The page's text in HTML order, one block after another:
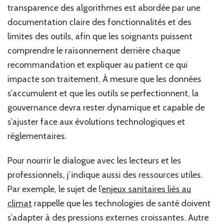
transparence des algorithmes est abordée par une
documentation claire des fonctionnalités et des
limites des outils, afin que les soignants puissent
comprendre le raisonnement derrière chaque
recommandation et expliquer au patient ce qui
impacte son traitement. À mesure que les données
s’accumulent et que les outils se perfectionnent, la
gouvernance devra rester dynamique et capable de
s’ajuster face aux évolutions technologiques et
réglementaires.
Pour nourrir le dialogue avec les lecteurs et les
professionnels, j’indique aussi des ressources utiles.
Par exemple, le sujet de l’enjeux sanitaires liés au
climat rappelle que les technologies de santé doivent
s’adapter à des pressions externes croissantes. Autre